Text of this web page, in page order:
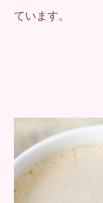
ています。